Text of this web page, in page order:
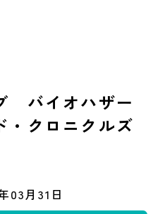
バイオハザー
・クロニクルズ
03月31日